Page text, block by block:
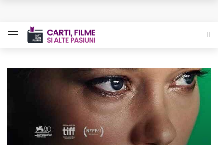
The Man Who Sold Air in the Holy Land – Generatia care
Queer – Un Burroughs sentimental
Bolla – O iubire interzisa din Pristina
Luati-ma drept un vis. Povestiri in K. minor – Dor de Kafka